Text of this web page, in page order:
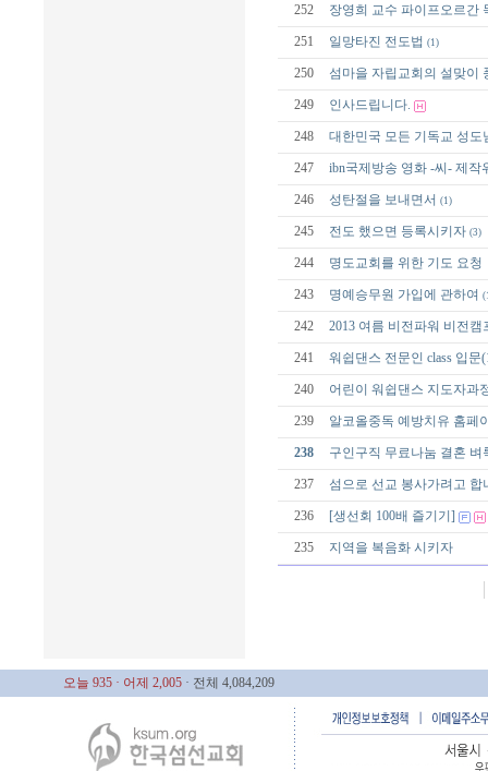
252 장영희 교수 파이프오르간
251 일망타진 전도법 (1)
250 섬마을 자립교회의 설맞이
249 인사드립니다.
248 대한민국 모든 기독교 성
247 ibn국제방송 영화 -씨- 제작
246 성탄절을 보내면서 (1)
245 전도 했으면 등록시키자 (3)
244 명도교회를 위한 기도 요청
243 명예승무원 가입에 관하여
242 2013 여름 비전파워 비전
241 워쉽댄스 전문인 class 입
240 어린이 워쉽댄스 지도자과
239 알코올중독 예방치유 홈페
238 구인구직 무료나눔 결혼 벼
237 섬으로 선교 봉사가려고 합
236 [생선회 100배 즐기기]
235 지역을 복음화 시키자
오늘 935 · 어제 2,005 · 전체 4,084,209